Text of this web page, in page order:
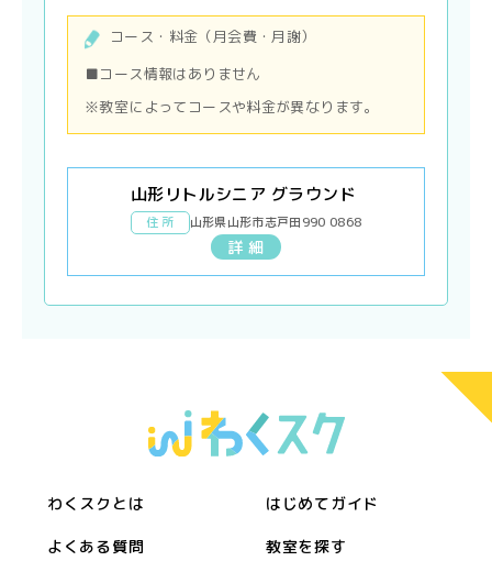
コース・料金（月会費・月謝）
■コース情報はありません
※教室によってコースや料金が異なります。
山形リトルシニア グラウンド
住 所 山形県山形市志戸田990 0868
詳 細
わくスクとは はじめてガイド
よくある質問 教室を探す